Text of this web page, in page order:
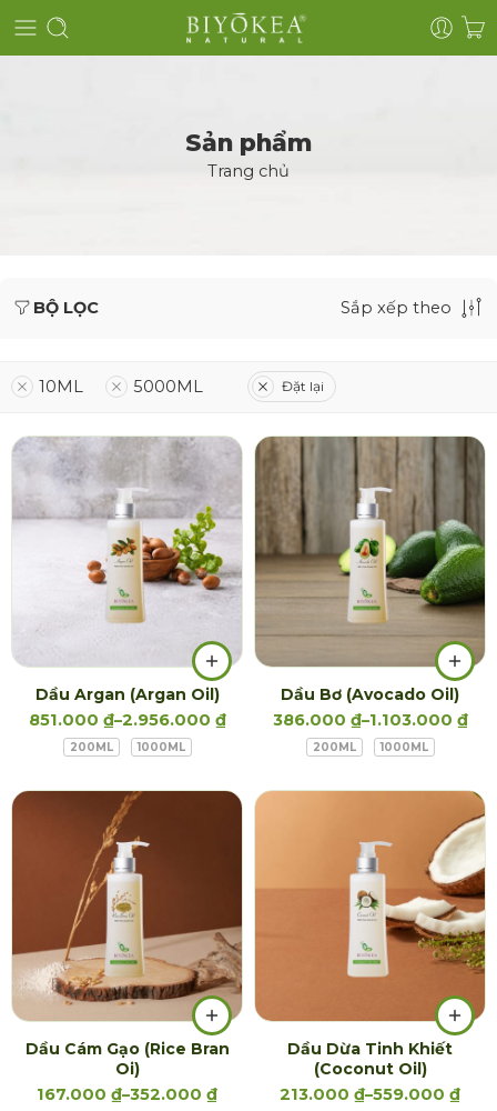
Sản phẩm
Trang chủ
BỘ LỌC Sắp xếp theo
10ML 5000ML Đặt lại
Dầu Argan (Argan Oil)
851.000 ₫–2.956.000 ₫
200ML 1000ML
Dầu Bơ (Avocado Oil)
386.000 ₫–1.103.000 ₫
200ML 1000ML
Dầu Cám Gạo (Rice Bran
Oi)
167.000 ₫–352.000 ₫
Dầu Dừa Tinh Khiết
(Coconut Oil)
213.000 ₫–559.000 ₫